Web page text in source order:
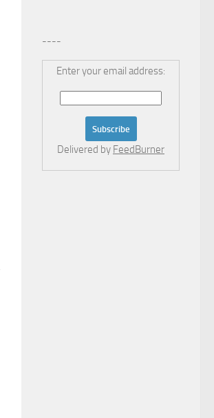
----
Enter your email address:
Delivered by FeedBurner